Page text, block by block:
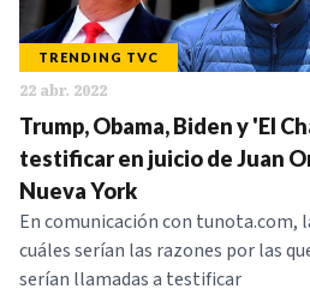
TRENDING TVC
22 abr. 2022
Trump, Obama, Biden y 'El
testificar en juicio de Juan
Nueva York
En comunicación con tunota.com,
cuáles serían las razones por las
serían llamadas a testificar